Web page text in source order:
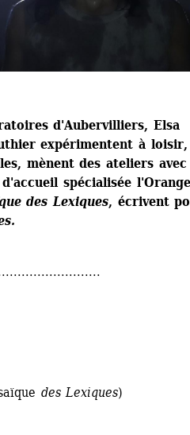
d'Aubervilliers, Elsa
expérimentent à loisir,
mènent des ateliers avec
spécialisée
des Lexiques, écrivent
des Lexiques)